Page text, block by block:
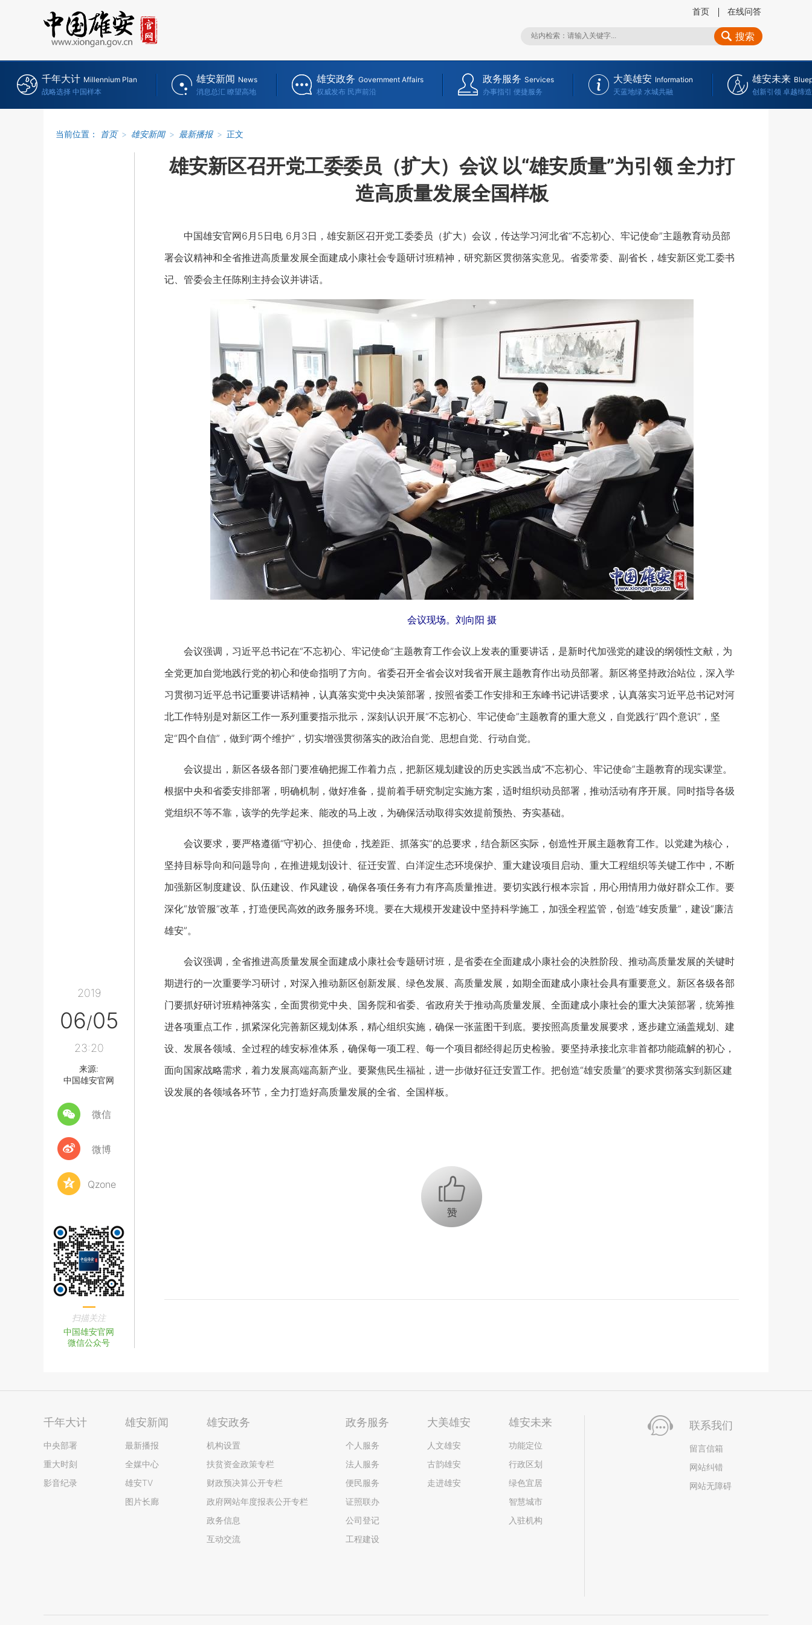
首页 在线问答
搜索
千年大计 Millennium Plan
战略选择 中国样本
雄安新闻 News
消息总汇 瞭望高地
雄安政务 Government Affairs
权威发布 民声前沿
政务服务 Services
办事指引 便捷服务
大美雄安 Information
天蓝地绿 水城共融
雄安未来
创新引领 卓越缔造
当前位置： 首页 > 雄安新闻 > 最新播报 > 正文
2019
06/05
23:20
来源:
中国雄安官网
微信
微博
Qzone
扫描关注
中国雄安官网
微信公众号
雄安新区召开党工委委员（扩大）会议 以“雄安质量”为引领 全力打
造高质量发展全国样板
中国雄安官网6月5日电 6月3日，雄安新区召开党工委委员（扩大）会议，传达学习河北省“不忘初心、牢记使命”主题教育动员部
署会议精神和全省推进高质量发展全面建成小康社会专题研讨班精神，研究新区贯彻落实意见。省委常委、副省长，雄安新区党工委书
记、管委会主任陈刚主持会议并讲话。
会议现场。刘向阳 摄
会议强调，习近平总书记在“不忘初心、牢记使命”主题教育工作会议上发表的重要讲话，是新时代加强党的建设的纲领性文献，为
全党更加自觉地践行党的初心和使命指明了方向。省委召开全省会议对我省开展主题教育作出动员部署。新区将坚持政治站位，深入学
习贯彻习近平总书记重要讲话精神，认真落实党中央决策部署，按照省委工作安排和王东峰书记讲话要求，认真落实习近平总书记对河
北工作特别是对新区工作一系列重要指示批示，深刻认识开展“不忘初心、牢记使命”主题教育的重大意义，自觉践行“四个意识”，坚
定“四个自信”，做到“两个维护”，切实增强贯彻落实的政治自觉、思想自觉、行动自觉。
会议提出，新区各级各部门要准确把握工作着力点，把新区规划建设的历史实践当成“不忘初心、牢记使命”主题教育的现实课堂。
根据中央和省委安排部署，明确机制，做好准备，提前着手研究制定实施方案，适时组织动员部署，推动活动有序开展。同时指导各级
党组织不等不靠，该学的先学起来、能改的马上改，为确保活动取得实效提前预热、夯实基础。
会议要求，要严格遵循“守初心、担使命，找差距、抓落实”的总要求，结合新区实际，创造性开展主题教育工作。以党建为核心，
坚持目标导向和问题导向，在推进规划设计、征迁安置、白洋淀生态环境保护、重大建设项目启动、重大工程组织等关键工作中，不断
加强新区制度建设、队伍建设、作风建设，确保各项任务有力有序高质量推进。要切实践行根本宗旨，用心用情用力做好群众工作。要
深化“放管服”改革，打造便民高效的政务服务环境。要在大规模开发建设中坚持科学施工，加强全程监管，创造“雄安质量”，建设“廉洁
雄安”。
会议强调，全省推进高质量发展全面建成小康社会专题研讨班，是省委在全面建成小康社会的决胜阶段、推动高质量发展的关键时
期进行的一次重要学习研讨，对深入推动新区创新发展、绿色发展、高质量发展，如期全面建成小康社会具有重要意义。新区各级各部
门要抓好研讨班精神落实，全面贯彻党中央、国务院和省委、省政府关于推动高质量发展、全面建成小康社会的重大决策部署，统筹推
进各项重点工作，抓紧深化完善新区规划体系，精心组织实施，确保一张蓝图干到底。要按照高质量发展要求，逐步建立涵盖规划、建
设、发展各领域、全过程的雄安标准体系，确保每一项工程、每一个项目都经得起历史检验。要坚持承接北京非首都功能疏解的初心，
面向国家战略需求，着力发展高端高新产业。要聚焦民生福祉，进一步做好征迁安置工作。把创造“雄安质量”的要求贯彻落实到新区建
设发展的各领域各环节，全力打造好高质量发展的全省、全国样板。
+1
千年大计
中央部署
重大时刻
影音纪录
雄安新闻
最新播报
全媒中心
雄安TV
图片长廊
雄安政务
机构设置
扶贫资金政策专栏
财政预决算公开专栏
政府网站年度报表公开专栏
政务信息
互动交流
政务服务
个人服务
法人服务
便民服务
证照联办
公司登记
工程建设
大美雄安
人文雄安
古韵雄安
走进雄安
雄安未来
功能定位
行政区划
绿色宜居
智慧城市
入驻机构
联系我们
留言信箱
网站纠错
网站无障碍